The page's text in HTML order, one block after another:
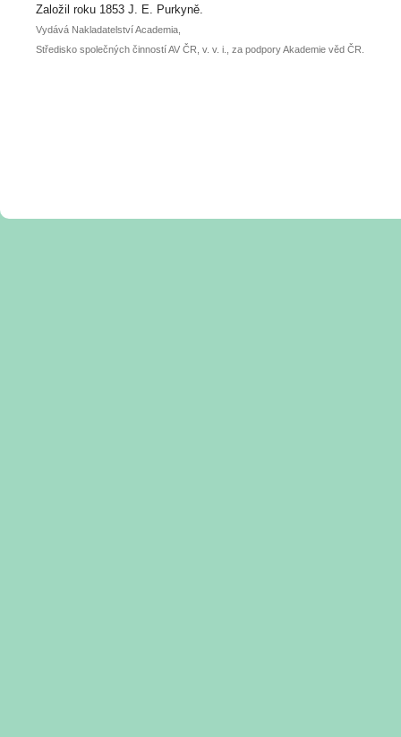
posteru je už 30. června.
Založil roku 1853 J. E. Purkyně.
Vydává Nakladatelství Academia,
Středisko společných činností AV ČR, v. v. i., za podpory Akademie věd ČR.